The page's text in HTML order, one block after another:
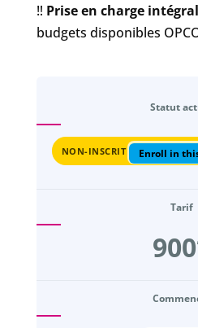
‼️ Prise en charge
budgets disponibles
Statut
NON-INSCRIT Enroll in
Tarif